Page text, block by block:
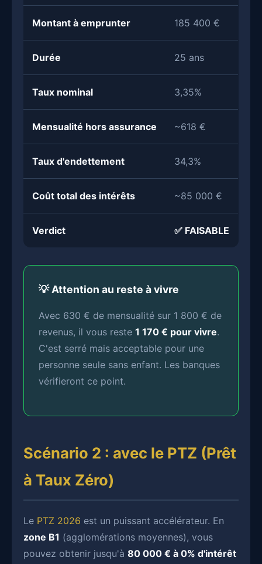
Montant à emprunter 185 400 €
Durée 25 ans
Taux nominal 3,35%
Mensualité hors assurance ~618 €
Taux d'endettement 34,3%
Coût total des intérêts ~85 000 €
Verdict ✅ FAISABLE
💡 Attention au reste à vivre
Avec 630 € de mensualité sur 1 800 € de
revenus, il vous reste 1 170 € pour vivre.
C'est serré mais acceptable pour une
personne seule sans enfant. Les banques
vérifieront ce point.
Scénario 2 : avec le PTZ (Prêt
à Taux Zéro)
Le PTZ 2026 est un puissant accélérateur. En
zone B1 (agglomérations moyennes), vous
pouvez obtenir jusqu'à 80 000 € à 0% d'intérêt